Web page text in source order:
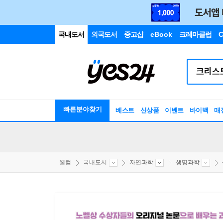
국내도서 외국도서 중고샵 eBook 크레마클럽
빠른분야찾기 베스트 신상품 이벤트 바이백 매
웰컴 국내도서 자연과학 생명과학